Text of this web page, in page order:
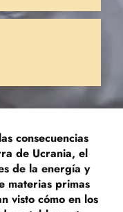
consecuencias
de Ucrania, el
de la energía y
materias primas
visto cómo en los